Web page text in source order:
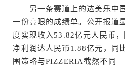
另一条赛道上的达美乐中国
一份亮眼的成绩单。公开报道
度实现收入53.82亿元人民币
净利润达人民币1.88亿元，同
围策略与PIZZERIA截然不同